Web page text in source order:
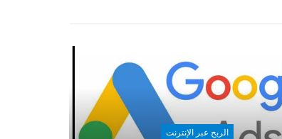
الربح عبر الإنترنت